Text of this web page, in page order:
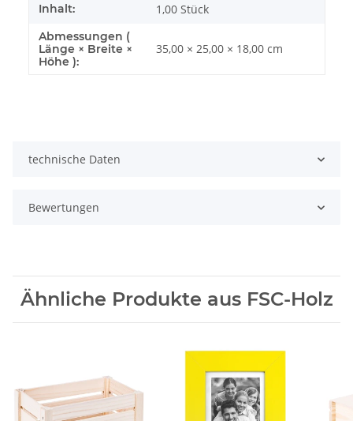
Inhalt: 1,00 Stück
Abmessungen (
Länge × Breite ×
Höhe ):
35,00 × 25,00 × 18,00 cm
technische Daten
Bewertungen
Ähnliche Produkte aus FSC-Holz